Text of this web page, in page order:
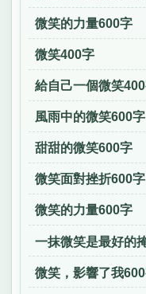
微笑的力量600字
微笑400字
給自己一個微笑
風雨中的微笑600字
甜甜的微笑600字
微笑面對挫折600字
微笑的力量600字
一抹微笑是最好的
微笑，影響了我